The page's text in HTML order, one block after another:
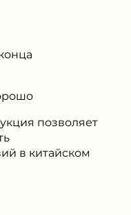
позволяет
в китайском